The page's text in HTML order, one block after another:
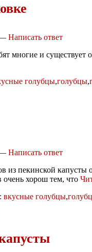
Написать ответ
многие и существует
голубцы,голубцы,
Написать ответ
из пекинской
хорош тем, что
вкусные голубцы,